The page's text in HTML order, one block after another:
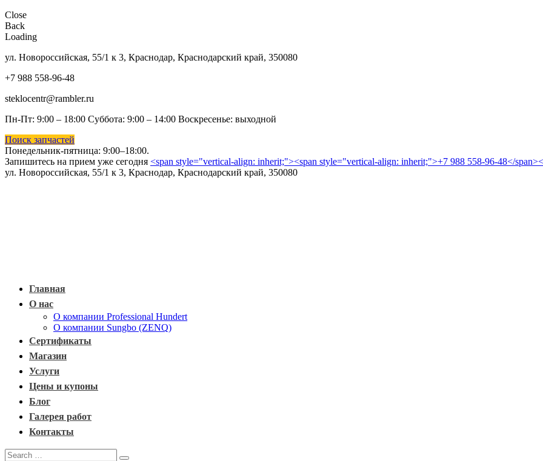
Close
Back
Loading
ул. Новороссийская, 55/1 к 3, Краснодар, Краснодарский край, 350080
+7 988 558-96-48
steklocentr@rambler.ru
Пн-Пт: 9:00 – 18:00 Суббота: 9:00 – 14:00 Воскресенье: выходной
Поиск запчастей
Понедельник-пятница: 9:00–18:00.
Запишитесь на прием уже сегодня <span style="vertical-align: inherit;"><span style="vertical-align: inherit;">+7 988 558-96-48</
ул. Новороссийская, 55/1 к 3, Краснодар, Краснодарский край, 350080
Главная
О нас
О компании Professional Hundert
О компании Sungbo (ZENQ)
Сертификаты
Магазин
Услуги
Цены и купоны
Блог
Галерея работ
Контакты